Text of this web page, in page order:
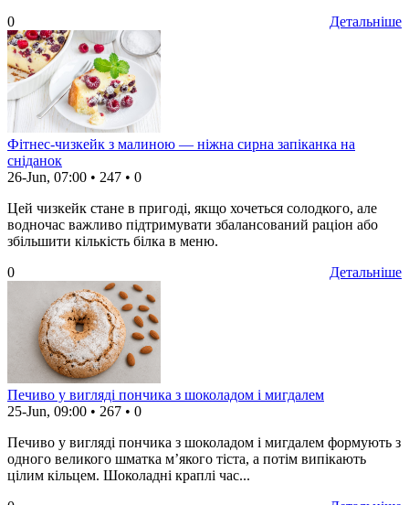
Детальніше
0
Фітнес-чизкейк з малиною — ніжна сирна запіканка на
сніданок
26-Jun, 07:00 • 247 • 0
Цей чизкейк стане в пригоді, якщо хочеться солодкого, але
водночас важливо підтримувати збалансований раціон або
збільшити кількість білка в меню.
Детальніше
0
Печиво у вигляді пончика з шоколадом і мигдалем
25-Jun, 09:00 • 267 • 0
Печиво у вигляді пончика з шоколадом і мигдалем формують з
одного великого шматка м’якого тіста, а потім випікають
цілим кільцем. Шоколадні краплі час...